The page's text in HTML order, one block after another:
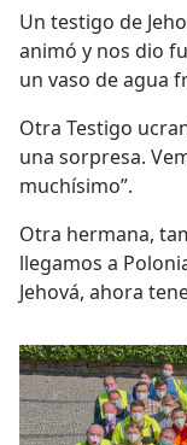
Un testigo de
animó y nos dio
un vaso de agua
Otra Testigo
una sorpresa.
muchísimo”.
Otra hermana,
llegamos a
Jehová, ahora